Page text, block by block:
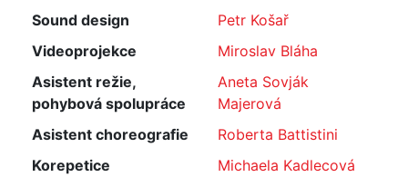
Sound design
Petr Košař
Videoprojekce
Miroslav Bláha
Asistent režie,
pohybová spolupráce
Aneta Sovják
Majerová
Asistent choreografie
Roberta Battistini
Korepetice
Michaela Kadlecová